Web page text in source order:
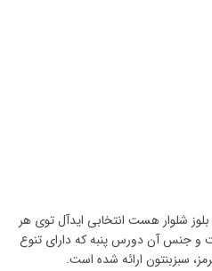
شلوار هست انتخابی ایدآل توی هر
و جنس آن دورس پنبه که دارای تنوع
سبزبنتون ارائه شده است.